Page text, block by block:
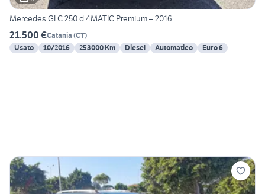
Mercedes GLC 250 d 4MATIC Premium – 2016
21.500 €Catania (CT)
Usato
10/2016 253000 Km Diesel Automatico Euro 6